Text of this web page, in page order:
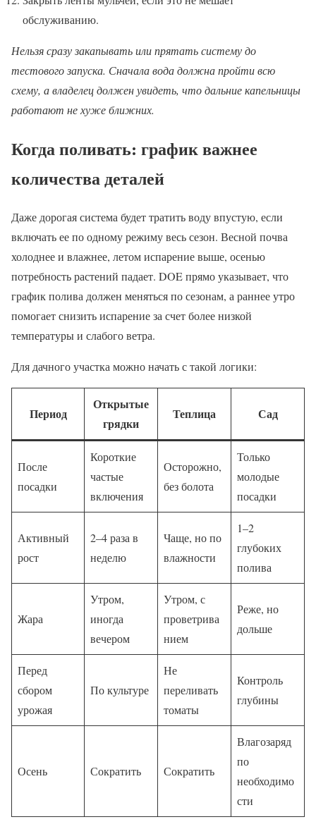
обслуживанию.
Нельзя сразу закапывать или прятать систему до
тестового запуска. Сначала вода должна пройти всю
схему, а владелец должен увидеть, что дальние капельницы
работают не хуже ближних.
Когда поливать: график важнее
количества деталей
Даже дорогая система будет тратить воду впустую, если
включать ее по одному режиму весь сезон. Весной почва
холоднее и влажнее, летом испарение выше, осенью
потребность растений падает. DOE прямо указывает, что
график полива должен меняться по сезонам, а раннее утро
помогает снизить испарение за счет более низкой
температуры и слабого ветра.
Для дачного участка можно начать с такой логики:
Период
Открытые
грядки
Теплица Сад
После
посадки
Короткие
частые
включения
Осторожно,
без болота
Только
молодые
посадки
Активный
рост
2–4 раза в
неделю
Чаще, но по
влажности
1–2
глубоких
полива
Жара
Утром,
иногда
вечером
Утром, с
проветрива
нием
Реже, но
дольше
Перед
сбором
урожая
По культуре
Не
переливать
томаты
Контроль
глубины
Осень Сократить Сократить
Влагозаряд
по
необходимо
сти